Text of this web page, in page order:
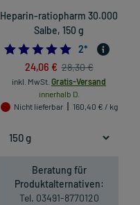
Heparin-ratiopharm 30.000
Salbe, 150 g
5.0
2*
24,06 € 28,30 €
inkl. MwSt. Gratis-Versand
innerhalb D.
Nicht lieferbar
160,40 € / kg
Beratung für
Produktalternativen:
Tel. 03491-8770120